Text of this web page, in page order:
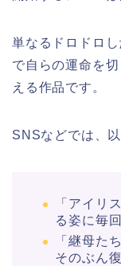
単なるドロドロ
で自らの運命を
える作品です。
SNSなどでは、
「アイリ
る姿に毎
「継母た
そのぶん